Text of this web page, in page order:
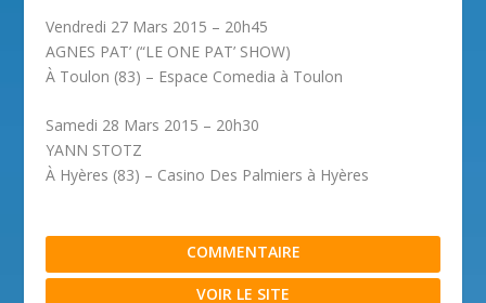
Vendredi 27 Mars 2015 – 20h45
AGNES PAT’ (“LE ONE PAT’ SHOW)
À Toulon (83) – Espace Comedia à Toulon
Samedi 28 Mars 2015 – 20h30
YANN STOTZ
À Hyères (83) – Casino Des Palmiers à Hyères
COMMENTAIRE
VOIR LE SITE